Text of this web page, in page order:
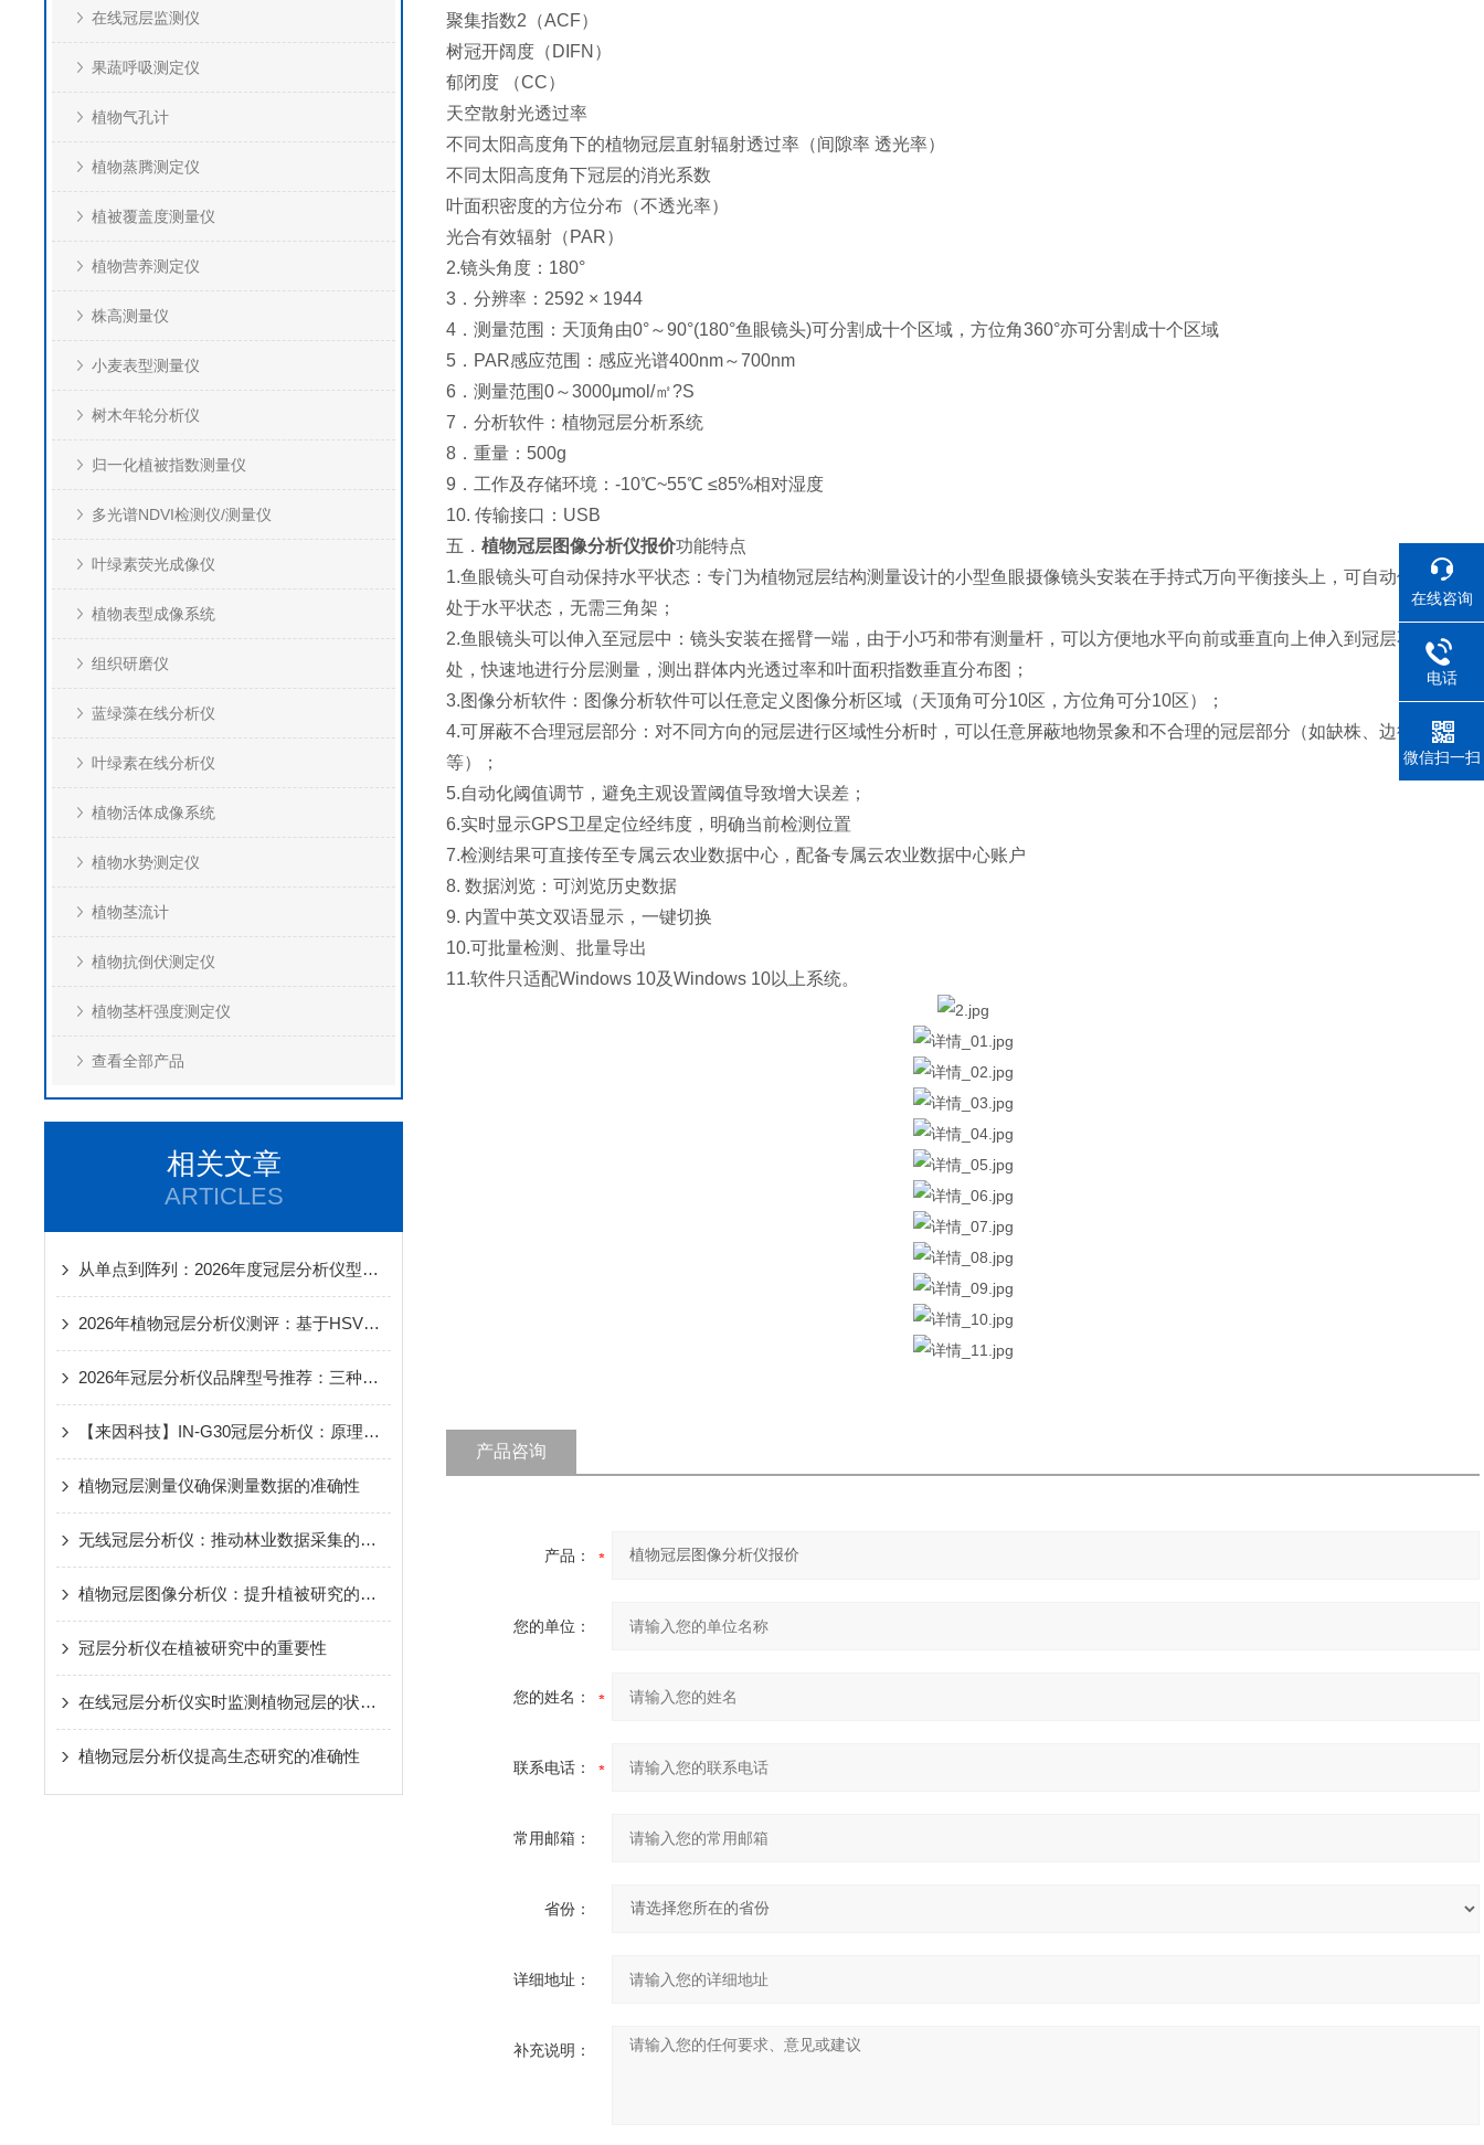
在线冠层监测仪
果蔬呼吸测定仪
植物气孔计
植物蒸腾测定仪
植被覆盖度测量仪
植物营养测定仪
株高测量仪
小麦表型测量仪
树木年轮分析仪
归一化植被指数测量仪
多光谱NDVI检测仪/测量仪
叶绿素荧光成像仪
植物表型成像系统
组织研磨仪
蓝绿藻在线分析仪
叶绿素在线分析仪
植物活体成像系统
植物水势测定仪
植物茎流计
植物抗倒伏测定仪
植物茎杆强度测定仪
查看全部产品
相关文章
ARTICLES
从单点到阵列：2026年度冠层分析仪型号对比与空间异质性解决方案
2026年植物冠层分析仪测评：基于HSV色彩空间的自动阈值算法优势对比
2026年冠层分析仪品牌型号推荐：三种冠层分析仪的技术路线有什么不同
【来因科技】IN-G30冠层分析仪：原理、技术特点与应用价值
植物冠层测量仪确保测量数据的准确性
无线冠层分析仪：推动林业数据采集的智能化升级
植物冠层图像分析仪：提升植被研究的精度与效率
冠层分析仪在植被研究中的重要性
在线冠层分析仪实时监测植物冠层的状态变化
植物冠层分析仪提高生态研究的准确性
聚集指数2（ACF）
树冠开阔度（DIFN）
郁闭度 （CC）
天空散射光透过率
不同太阳高度角下的植物冠层直射辐射透过率（间隙率 透光率）
不同太阳高度角下冠层的消光系数
叶面积密度的方位分布（不透光率）
光合有效辐射（PAR）
2.镜头角度：180°
3．分辨率：2592 × 1944
4．测量范围：天顶角由0°～90°(180°鱼眼镜头)可分割成十个区域，方位角360°亦可分割成十个区域
5．PAR感应范围：感应光谱400nm～700nm
6．测量范围0～3000μmol/㎡?S
7．分析软件：植物冠层分析系统
8．重量：500g
9．工作及存储环境：-10℃~55℃ ≤85%相对湿度
10. 传输接口：USB
五． 植物冠层图像分析仪报价功能特点
1.鱼眼镜头可自动保持水平状态：专门为植物冠层结构测量设计的小型鱼眼摄像镜头安装在手持式万向平衡接头上，可自动保持镜头
处于水平状态，无需三角架；
2.鱼眼镜头可以伸入至冠层中：镜头安装在摇臂一端，由于小巧和带有测量杆，可以方便地水平向前或垂直向上伸入到冠层不同高度
处，快速地进行分层测量，测出群体内光透过率和叶面积指数垂直分布图；
3.图像分析软件：图像分析软件可以任意定义图像分析区域（天顶角可分10区，方位角可分10区）；
4.可屏蔽不合理冠层部分：对不同方向的冠层进行区域性分析时，可以任意屏蔽地物景象和不合理的冠层部分（如缺株、边行问题
等）；
5.自动化阈值调节，避免主观设置阈值导致增大误差；
6.实时显示GPS卫星定位经纬度，明确当前检测位置
7.检测结果可直接传至专属云农业数据中心，配备专属云农业数据中心账户
8. 数据浏览：可浏览历史数据
9. 内置中英文双语显示，一键切换
10.可批量检测、批量导出
11.软件只适配Windows 10及Windows 10以上系统。
产品咨询
产品：
您的单位：
您的姓名：
联系电话：
常用邮箱：
省份：
详细地址：
补充说明：
在线咨询
电话
微信扫一扫